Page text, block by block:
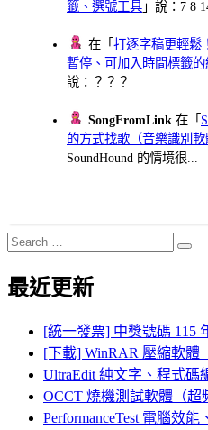
籤、選號工具 」說：7 8
在「打逐字稿更輕鬆
暫停、可加入時間標籤
說：？？？
SongFromLink 在「
的方式找歌（音樂識別軟
SoundHound 的情境很...
Search
for:
最近更新
[統一發票] 中獎號碼 115
[下載] WinRAR 壓縮軟體
UltraEdit 純文字、程式碼
OCCT 燒機測試軟體（超
PerformanceTest 電腦效